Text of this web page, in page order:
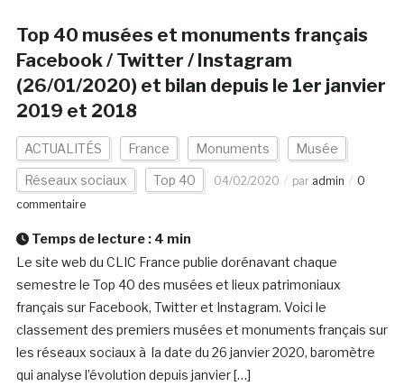
Top 40 musées et monuments français
Facebook / Twitter / Instagram
(26/01/2020) et bilan depuis le 1er janvier
2019 et 2018
ACTUALITÉS France Monuments Musée
Réseaux sociaux Top 40 04/02/2020 par admin
0
commentaire
Temps de lecture : 4 min
Le site web du CLIC France publie dorénavant chaque
semestre le Top 40 des musées et lieux patrimoniaux
français sur Facebook, Twitter et Instagram. Voici le
classement des premiers musées et monuments français sur
les réseaux sociaux à la date du 26 janvier 2020, baromètre
qui analyse l’évolution depuis janvier […]